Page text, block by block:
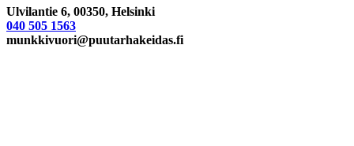
Ulvilantie 6, 00350, Helsinki
040 505 1563
munkkivuori@puutarhakeidas.fi